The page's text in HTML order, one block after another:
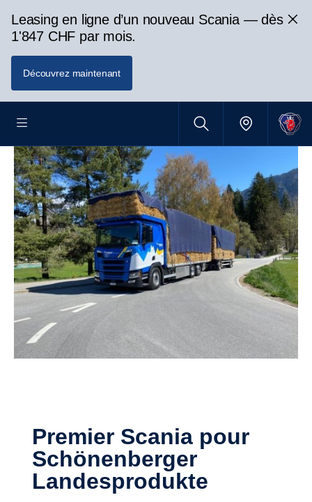
Leasing en ligne d’un nouveau Scania — dès
1'847 CHF par mois.
Découvrez maintenant
Premier Scania pour
Schönenberger
Landesprodukte